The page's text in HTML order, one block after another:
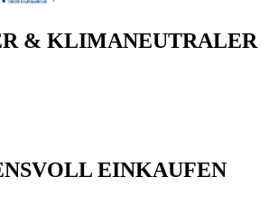
& KLIMANEUTRALER
EINKAUFEN